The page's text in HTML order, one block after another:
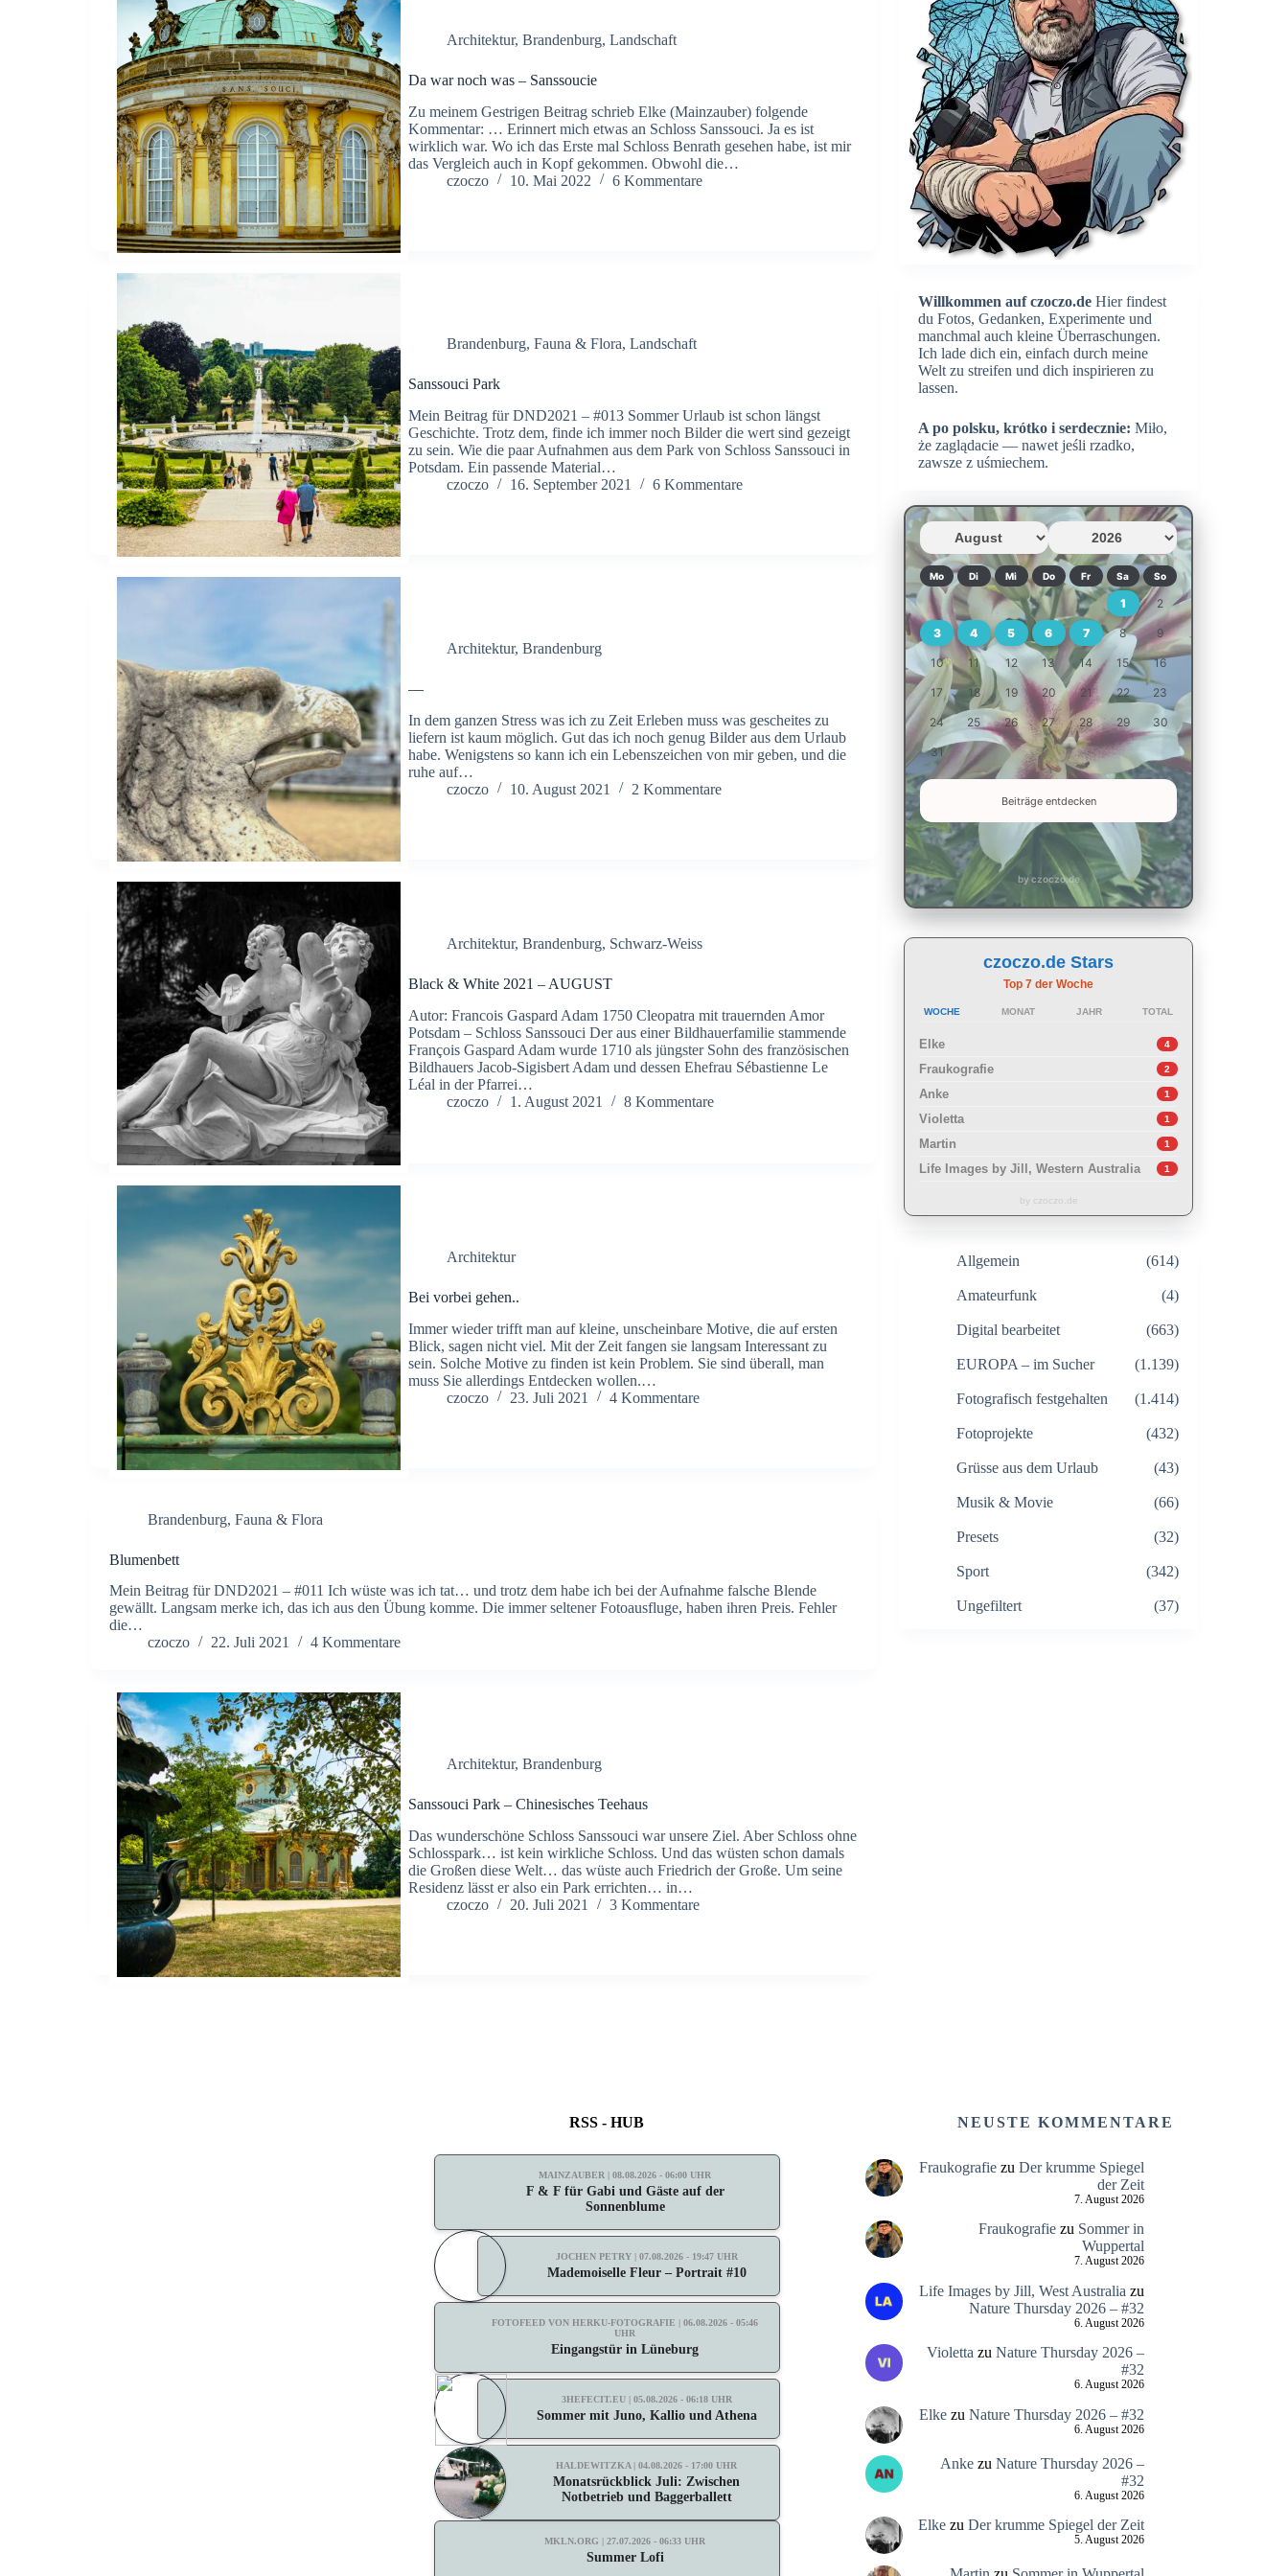
Architektur,Brandenburg,Landschaft
Da war noch was – Sanssoucie
Zu meinem Gestrigen Beitrag schrieb Elke (Mainzauber) folgende
Kommentar: … Erinnert mich etwas an Schloss Sanssouci. Ja es ist
wirklich war. Wo ich das Erste mal Schloss Benrath gesehen habe, ist mir
das Vergleich auch in Kopf gekommen. Obwohl die…
czoczo
10. Mai 2022 6 Kommentare
Brandenburg,Fauna & Flora,Landschaft
Sanssouci Park
Mein Beitrag für DND2021 – #013 Sommer Urlaub ist schon längst
Geschichte. Trotz dem, finde ich immer noch Bilder die wert sind gezeigt
zu sein. Wie die paar Aufnahmen aus dem Park von Schloss Sanssouci in
Potsdam. Ein passende Material…
czoczo
16. September 2021 6 Kommentare
Architektur,Brandenburg
—
In dem ganzen Stress was ich zu Zeit Erleben muss was gescheites zu
liefern ist kaum möglich. Gut das ich noch genug Bilder aus dem Urlaub
habe. Wenigstens so kann ich ein Lebenszeichen von mir geben, und die
ruhe auf…
czoczo
10. August 2021 2 Kommentare
Architektur,Brandenburg, Schwarz-Weiss
Black & White 2021 – AUGUST
Autor: Francois Gaspard Adam 1750 Cleopatra mit trauernden Amor
Potsdam – Schloss Sanssouci Der aus einer Bildhauerfamilie stammende
François Gaspard Adam wurde 1710 als jüngster Sohn des französischen
Bildhauers Jacob-Sigisbert Adam und dessen Ehefrau Sébastienne Le
Léal in der Pfarrei…
czoczo
1. August 2021 8 Kommentare
Architektur
Bei vorbei gehen..
Immer wieder trifft man auf kleine, unscheinbare Motive, die auf ersten
Blick, sagen nicht viel. Mit der Zeit fangen sie langsam Interessant zu
sein. Solche Motive zu finden ist kein Problem. Sie sind überall, man
muss Sie allerdings Entdecken wollen.…
czoczo
23. Juli 2021 4 Kommentare
Brandenburg, Fauna & Flora
Blumenbett
Mein Beitrag für DND2021 – #011 Ich wüste was ich tat… und trotz dem habe ich bei der Aufnahme falsche Blende
gewällt. Langsam merke ich, das ich aus den Übung komme. Die immer seltener Fotoausfluge, haben ihren Preis. Fehler
die…
czoczo
22. Juli 2021 4 Kommentare
Architektur,Brandenburg
Sanssouci Park – Chinesisches Teehaus
Das wunderschöne Schloss Sanssouci war unsere Ziel. Aber Schloss ohne
Schlosspark… ist kein wirkliche Schloss. Und das wüsten schon damals
die Großen diese Welt… das wüste auch Friedrich der Große. Um seine
Residenz lässt er also ein Park errichten… in…
czoczo
20. Juli 2021 3 Kommentare
Willkommen auf czoczo.de Hier findest
du Fotos, Gedanken, Experimente und
manchmal auch kleine Überraschungen.
Ich lade dich ein, einfach durch meine
Welt zu streifen und dich inspirieren zu
lassen.
A po polsku, krótko i serdecznie: Miło,
że zaglądacie — nawet jeśli rzadko,
zawsze z uśmiechem.
Mo Di Mi Do Fr Sa So
1 2
3 4 5 6 7 8 9
10 11 12 13 14 15 16
17 18 19 20 21 22 23
24 25 26 27 28 29 30
31
Beiträge entdecken
by czoczo.de
czoczo.de Stars
Top 7 der Woche
WOCHE MONAT JAHR TOTAL
Elke 4
Fraukografie 2
Anke 1
Violetta 1
Martin 1
Life Images by Jill, Western Australia 1
by czoczo.de
Allgemein (614)
Amateurfunk (4)
Digital bearbeitet (663)
EUROPA – im Sucher (1.139)
Fotografisch festgehalten (1.414)
Fotoprojekte (432)
Grüsse aus dem Urlaub (43)
Musik & Movie (66)
Presets (32)
Sport (342)
Ungefiltert (37)
RSS - HUB
MAINZAUBER | 08.08.2026 - 06:00 UHR
F & F für Gabi und Gäste auf der
Sonnenblume
JOCHEN PETRY | 07.08.2026 - 19:47 UHR
Mademoiselle Fleur – Portrait #10
FOTOFEED VON HERKU-FOTOGRAFIE | 06.08.2026 - 05:46
UHR
Eingangstür in Lüneburg
3HEFECIT.EU | 05.08.2026 - 06:18 UHR
Sommer mit Juno, Kallio und Athena
HALDEWITZKA | 04.08.2026 - 17:00 UHR
Monatsrückblick Juli: Zwischen
Notbetrieb und Baggerballett
MKLN.ORG | 27.07.2026 - 06:33 UHR
Summer Lofi
NEUSTE KOMMENTARE
Fraukografiezu Der krumme Spiegel
der Zeit
7. August 2026
Fraukografiezu Sommer in
Wuppertal
7. August 2026
Life Images by Jill, West Australia zu
Nature Thursday 2026 – #32
6. August 2026
Violettazu Nature Thursday 2026 –
#32
6. August 2026
Elkezu Nature Thursday 2026 – #32
6. August 2026
Ankezu Nature Thursday 2026 –
#32
6. August 2026
Elkezu Der krumme Spiegel der Zeit
5. August 2026